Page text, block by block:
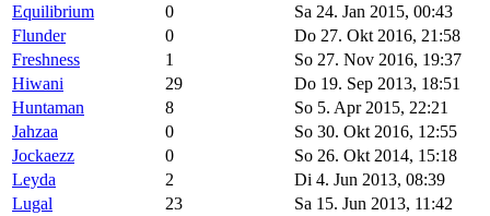
Equilibrium
0
Sa 24. Jan 2015, 00:43
Flunder
0
Do 27. Okt 2016, 21:58
Freshness
1
So 27. Nov 2016, 19:37
Hiwani
29
Do 19. Sep 2013, 18:51
Huntaman
8
So 5. Apr 2015, 22:21
Jahzaa
0
So 30. Okt 2016, 12:55
Jockaezz
0
So 26. Okt 2014, 15:18
Leyda
2
Di 4. Jun 2013, 08:39
Lugal
23
Sa 15. Jun 2013, 11:42